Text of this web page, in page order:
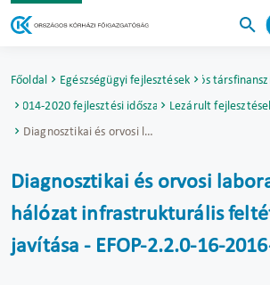
Főoldal Egészségügyi fejlesztésekUniós
2014-2020 fejlesztési időszak Lezárult
Diagnosztikai és orvosi laboratóriumi hálózat infrastrukturális feltételeinek javítása - EFOP-2.2.0-16-2016-00007
Diagnosztikai és orvosi
hálózat infrastrukturális
javítása - EFOP-2.2.0-16-